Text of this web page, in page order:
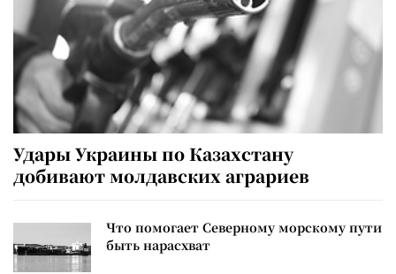
Удары Украины по Казахстану
добивают молдавских аграриев
Что помогает Северному морскому пути
быть нарасхват